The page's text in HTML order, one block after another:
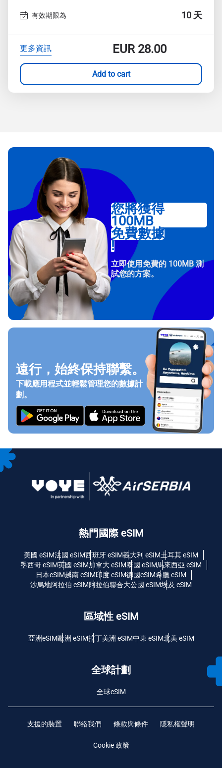
有效期限為 10 天
更多資訊 EUR28.00
Add to cart
您將獲得
100MB
免費數據
!
立即使用免費的 100MB 測
試您的方案。
遠行，始終保持聯繫。
下載應用程式並輕鬆管理您的數據計
劃。
熱門國際 eSIM
美國 eSIM法國 eSIM西班牙 eSIM義大利 eSIM土耳其 eSIM
墨西哥 eSIM英國 eSIM加拿大 eSIM泰國 eSIM馬來西亞 eSIM
日本eSIM越南 eSIM印度 eSIM德國eSIM希臘 eSIM
沙烏地阿拉伯 eSIM阿拉伯聯合大公國 eSIM埃及 eSIM
區域性 eSIM
亞洲eSIM歐洲 eSIM拉丁美洲 eSIM中東 eSIM北美 eSIM
全球計劃
全球eSIM
支援的裝置 聯絡我們 條款與條件 隱私權聲明
Cookie 政策